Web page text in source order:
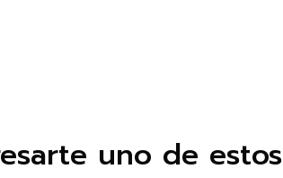
uno de estos